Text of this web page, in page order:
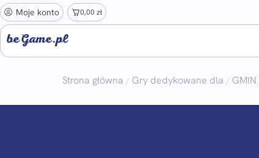
Moje konto 0,00 zł
beGame.pl
Strona główna / Gry dedykowane dla / GMIN